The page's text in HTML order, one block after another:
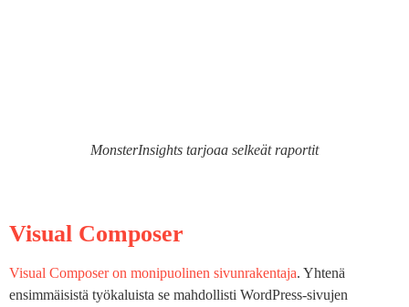
MonsterInsights tarjoaa selkeät raportit
Visual Composer
Visual Composer on monipuolinen sivunrakentaja. Yhtenä
ensimmäisistä työkaluista se mahdollisti WordPress-sivujen